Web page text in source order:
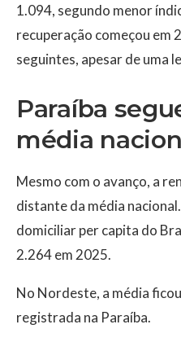
1.094, segundo menor
recuperação começou em
seguintes, apesar de uma
Paraíba
média
Mesmo com o avanço, a
distante da média
domiciliar per capita do
2.264 em 2025.
No Nordeste, a média
registrada na Paraíba.